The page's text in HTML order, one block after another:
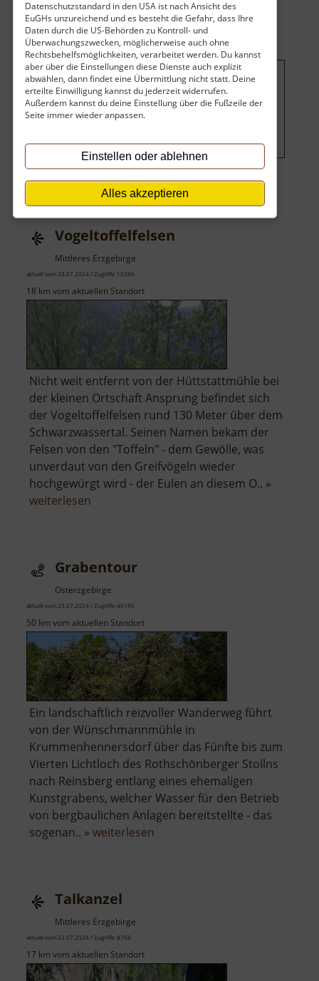
Datenschutzstandard in den USA ist nach Ansicht des
EuGHs unzureichend und es besteht die Gefahr, dass Ihre
Daten durch die US-Behörden zu Kontroll- und
Überwachungszwecken, möglicherweise auch ohne
Rechtsbehelfsmöglichkeiten, verarbeitet werden. Du kannst
aber über die Einstellungen diese Dienste auch explizit
abwählen, dann findet eine Übermittlung nicht statt. Deine
erteilte Einwilligung kannst du jederzeit widerrufen.
Außerdem kannst du deine Einstellung über die Fußzeile der
Seite immer wieder anpassen.
Einstellen oder ablehnen
Alles akzeptieren
Wasserfall
Um dieses Projekt zu finanzieren,
wird hier Werbung eingeblendet.
Vogeltoffelfelsen
Mittleres Erzgebirge
aktuell vom 23.07.2024 / Zugriffe: 10366
18 km vom aktuellen Standort
Nicht weit entfernt von der Hüttstattmühle bei
der kleinen Ortschaft Ansprung befindet sich
der Vogeltoffelfelsen rund 130 Meter über dem
Schwarzwassertal. Seinen Namen bekam der
Felsen von den "Toffeln" - dem Gewölle, was
unverdaut von den Greifvögeln wieder
hochgewürgt wird - der Eulen an diesem O.. »
weiterlesen
Grabentour
Osterzgebirge
aktuell vom 23.07.2024 / Zugriffe: 40195
50 km vom aktuellen Standort
Ein landschaftlich reizvoller Wanderweg führt
von der Wünschmannmühle in
Krummenhennersdorf über das Fünfte bis zum
Vierten Lichtloch des Rothschönberger Stollns
nach Reinsberg entlang eines ehemaligen
Kunstgrabens, welcher Wasser für den Betrieb
von bergbaulichen Anlagen bereitstellte - das
sogenan.. » weiterlesen
Talkanzel
Mittleres Erzgebirge
aktuell vom 23.07.2024 / Zugriffe: 8768
17 km vom aktuellen Standort